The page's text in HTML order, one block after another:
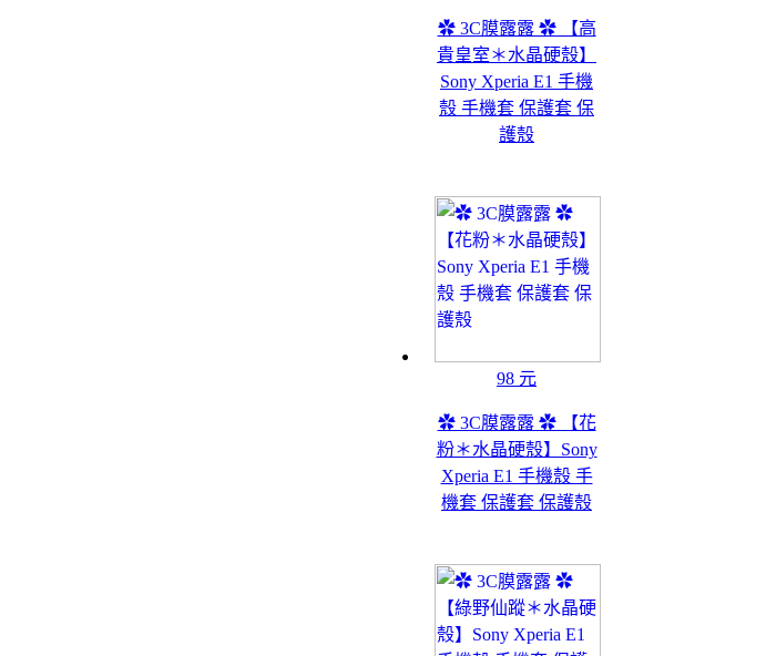
✿ 3C膜露露 ✿ 【高
貴皇室＊水晶硬殼】
Sony Xperia E1 手機
殼 手機套 保護套 保
護殼
98 元
✿ 3C膜露露 ✿ 【花
粉＊水晶硬殼】Sony
Xperia E1 手機殼 手
機套 保護套 保護殼